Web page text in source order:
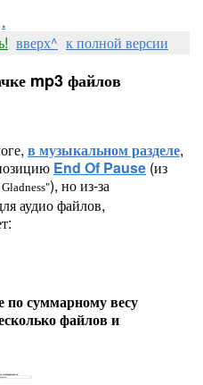
.
вверх^ к полной версии
mp3 файлов
в музыкальном разделе,
End Of Pause (из
), но из-за
аудио файлов,
суммарному весу
файлов и